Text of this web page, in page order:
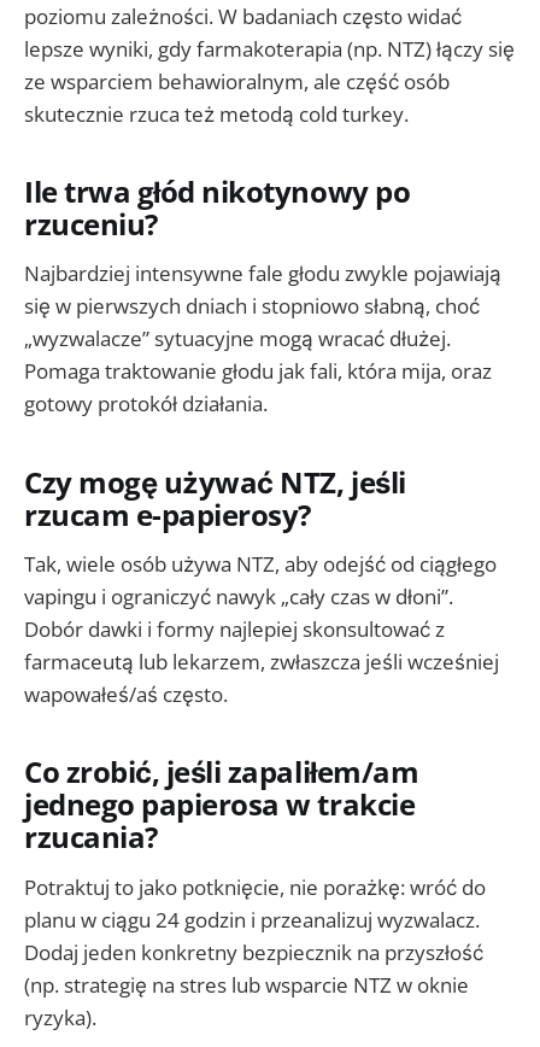
poziomu zależności. W badaniach często widać
lepsze wyniki, gdy farmakoterapia (np. NTZ) łączy się
ze wsparciem behawioralnym, ale część osób
skutecznie rzuca też metodą cold turkey.
Ile trwa głód nikotynowy po
rzuceniu?
Najbardziej intensywne fale głodu zwykle pojawiają
się w pierwszych dniach i stopniowo słabną, choć
„wyzwalacze” sytuacyjne mogą wracać dłużej.
Pomaga traktowanie głodu jak fali, która mija, oraz
gotowy protokół działania.
Czy mogę używać NTZ, jeśli
rzucam e-papierosy?
Tak, wiele osób używa NTZ, aby odejść od ciągłego
vapingu i ograniczyć nawyk „cały czas w dłoni”.
Dobór dawki i formy najlepiej skonsultować z
farmaceutą lub lekarzem, zwłaszcza jeśli wcześniej
wapowałeś/aś często.
Co zrobić, jeśli zapaliłem/am
jednego papierosa w trakcie
rzucania?
Potraktuj to jako potknięcie, nie porażkę: wróć do
planu w ciągu 24 godzin i przeanalizuj wyzwalacz.
Dodaj jeden konkretny bezpiecznik na przyszłość
(np. strategię na stres lub wsparcie NTZ w oknie
ryzyka).